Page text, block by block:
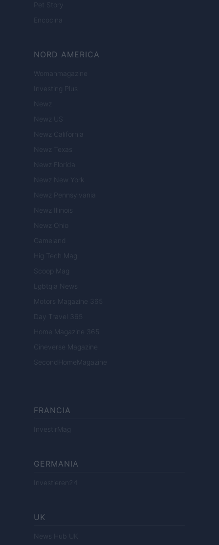
Pet Story
Encocina
NORD AMERICA
Womanmagazine
Investing Plus
Newz
Newz US
Newz California
Newz Texas
Newz Florida
Newz New York
Newz Pennsylvania
Newz Illinois
Newz Ohio
Gameland
Hig Tech Mag
Scoop Mag
Lgbtqia News
Motors Magazine 365
Day Travel 365
Home Magazine 365
Cineverse Magazine
SecondHomeMagazine
FRANCIA
InvestirMag
GERMANIA
Investieren24
UK
News Hub UK